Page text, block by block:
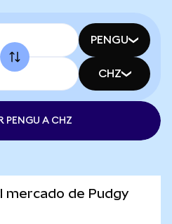
PENGU
CHZ
PENGU A CHZ
mercado de Pudgy